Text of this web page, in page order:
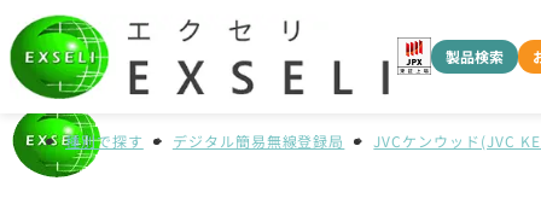
製品検索
種別で探す デジタル簡易無線登録局 JVCケンウッド(JVC